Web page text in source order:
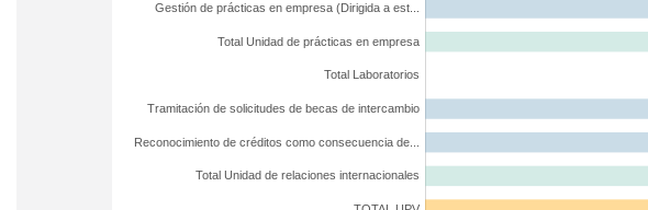
Total Unidad de relaciones internacionales
Reconocimiento de créditos como consecuencia de...
Tramitación de solicitudes de becas de intercambio
Total Laboratorios
Total Unidad de prácticas en empresa
Gestión de prácticas en empresa (Dirigida a est...